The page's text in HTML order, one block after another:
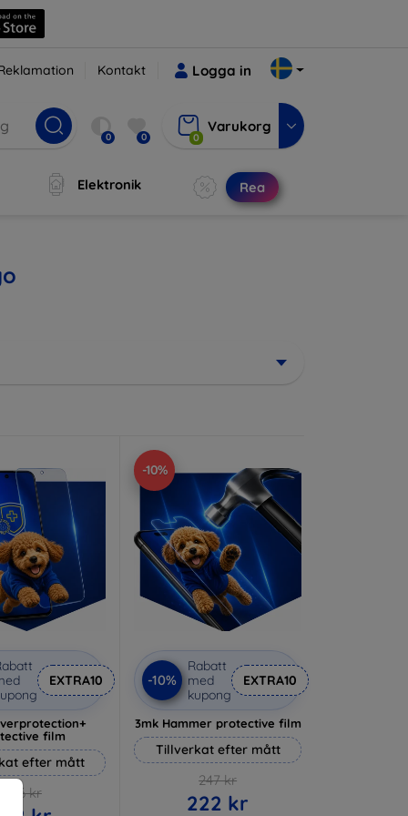
Kontakt Logga in
0 0 0
Varukorg
Elektronik Rea
EXTRA10
film
efter mått
236 kr
-10%
-10%
Rabatt
med
kupong
EXTRA10
3mk Hammer protective film
Tillverkat efter mått
247 kr
222 kr